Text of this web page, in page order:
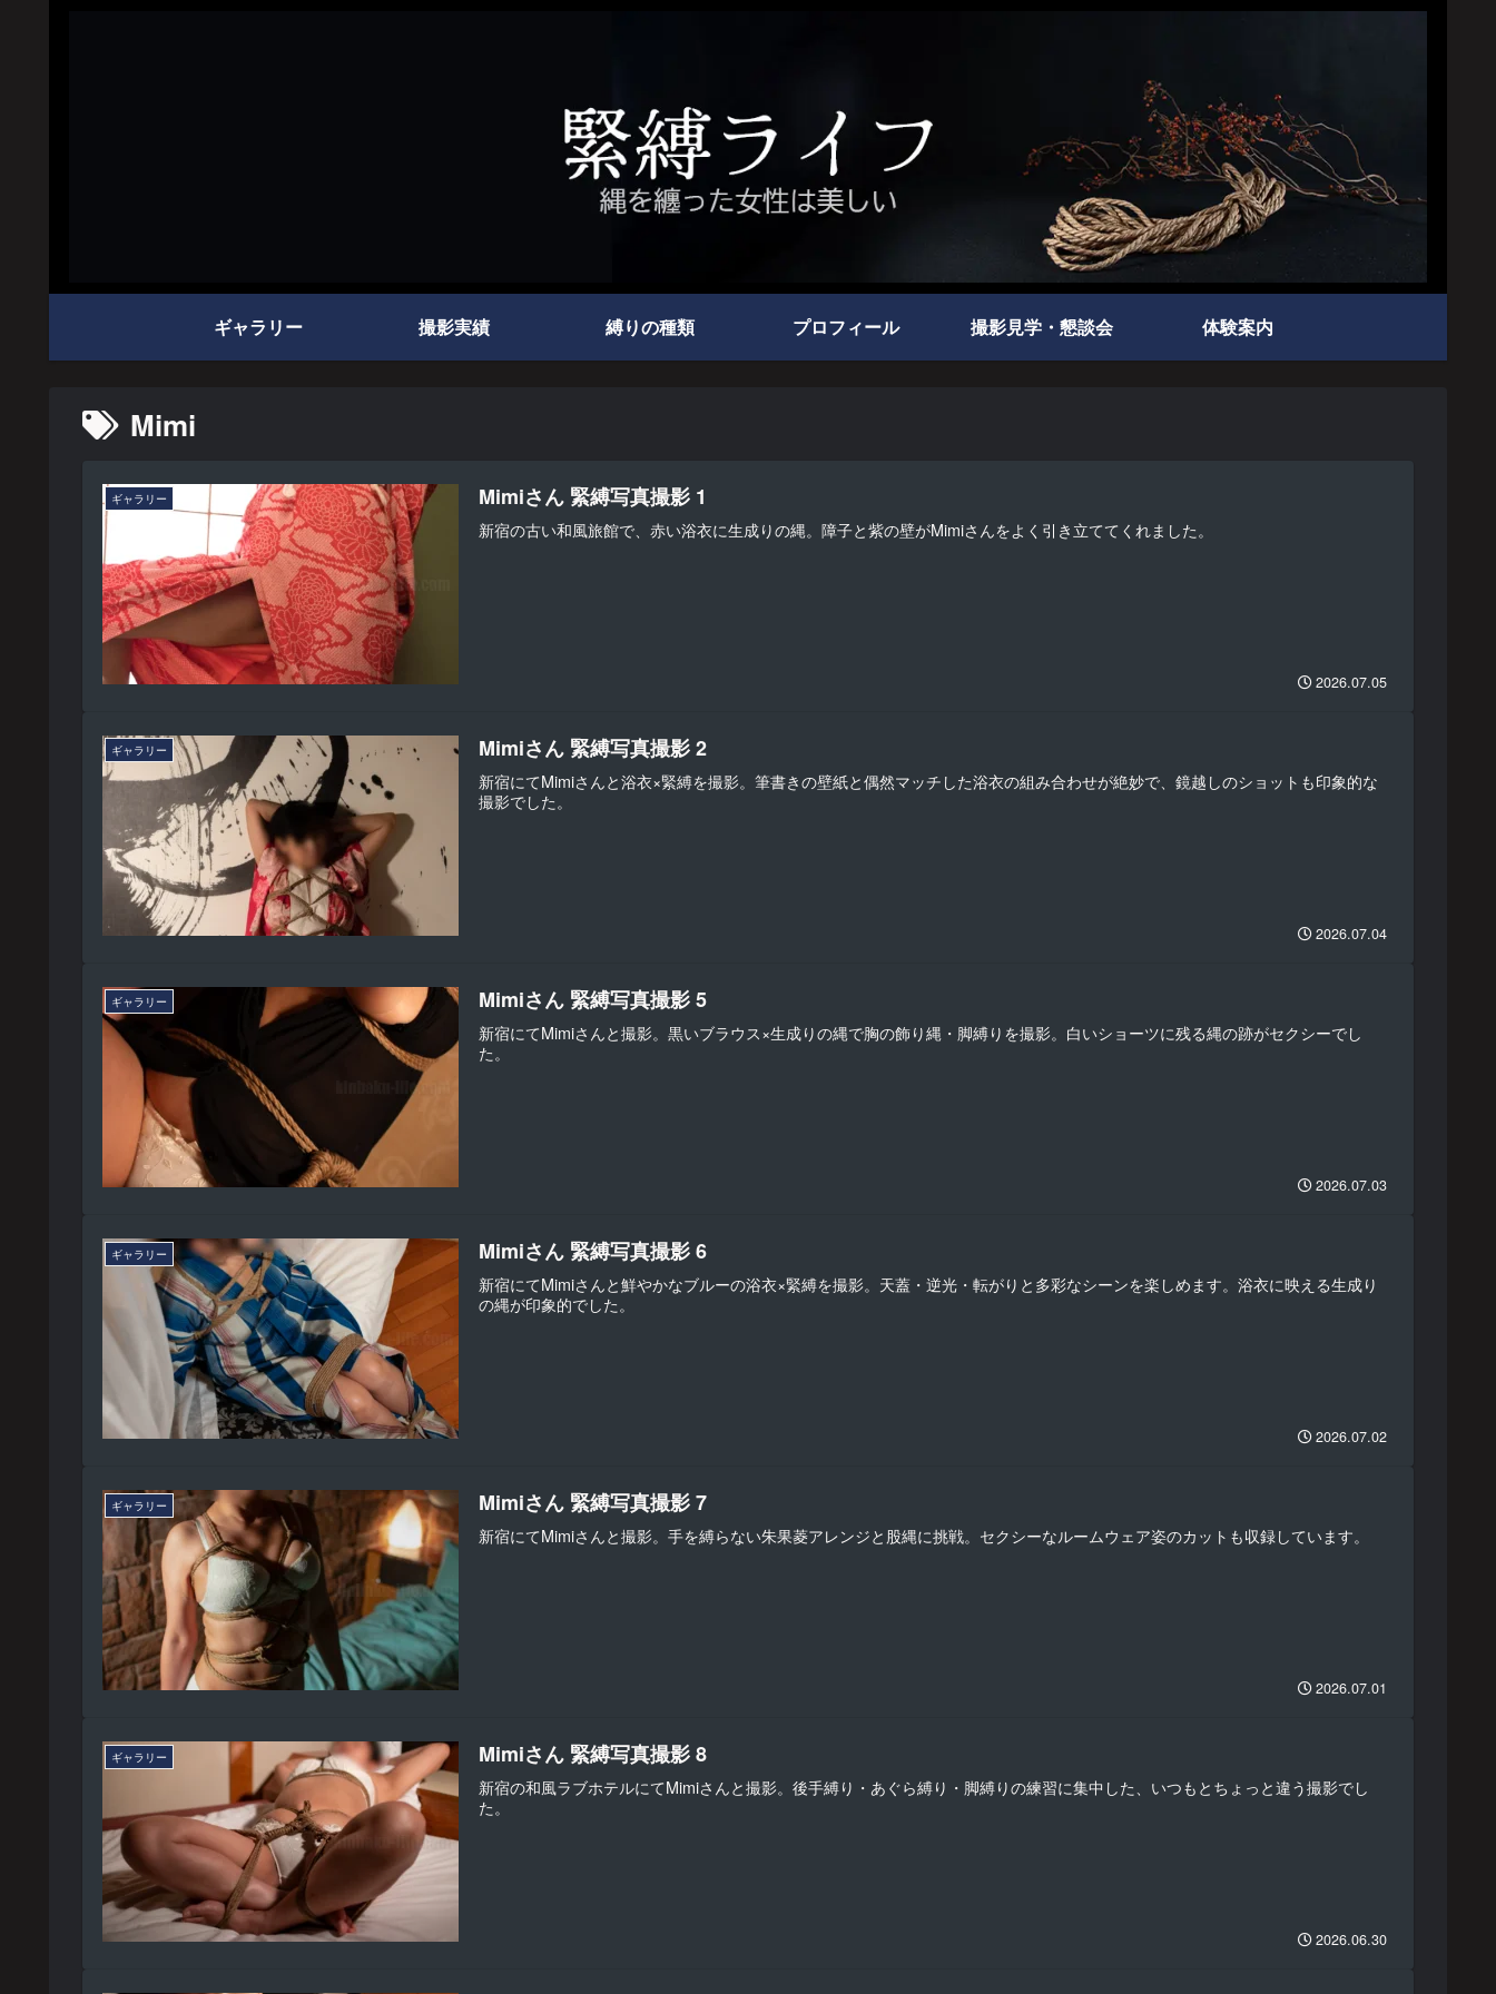
ギャラリー 撮影実績 縛りの種類 プロフィール 撮影見学・懇談会 体験案内
Mimi
ギャラリー Mimiさん 緊縛写真撮影 1
新宿の古い和風旅館で、赤い浴衣に生成りの縄。障子と紫の壁がMimiさんをよく引き立ててくれました。
2026.07.05
ギャラリー Mimiさん 緊縛写真撮影 2
新宿にてMimiさんと浴衣×緊縛を撮影。筆書きの壁紙と偶然マッチした浴衣の組み合わせが絶妙で、鏡越しのショットも印象的な
撮影でした。
2026.07.04
ギャラリー Mimiさん 緊縛写真撮影 5
新宿にてMimiさんと撮影。黒いブラウス×生成りの縄で胸の飾り縄・脚縛りを撮影。白いショーツに残る縄の跡がセクシーでし
た。
2026.07.03
ギャラリー Mimiさん 緊縛写真撮影 6
新宿にてMimiさんと鮮やかなブルーの浴衣×緊縛を撮影。天蓋・逆光・転がりと多彩なシーンを楽しめます。浴衣に映える生成り
の縄が印象的でした。
2026.07.02
ギャラリー Mimiさん 緊縛写真撮影 7
新宿にてMimiさんと撮影。手を縛らない朱果菱アレンジと股縄に挑戦。セクシーなルームウェア姿のカットも収録しています。
2026.07.01
ギャラリー Mimiさん 緊縛写真撮影 8
新宿の和風ラブホテルにてMimiさんと撮影。後手縛り・あぐら縛り・脚縛りの練習に集中した、いつもとちょっと違う撮影でし
た。
2026.06.30